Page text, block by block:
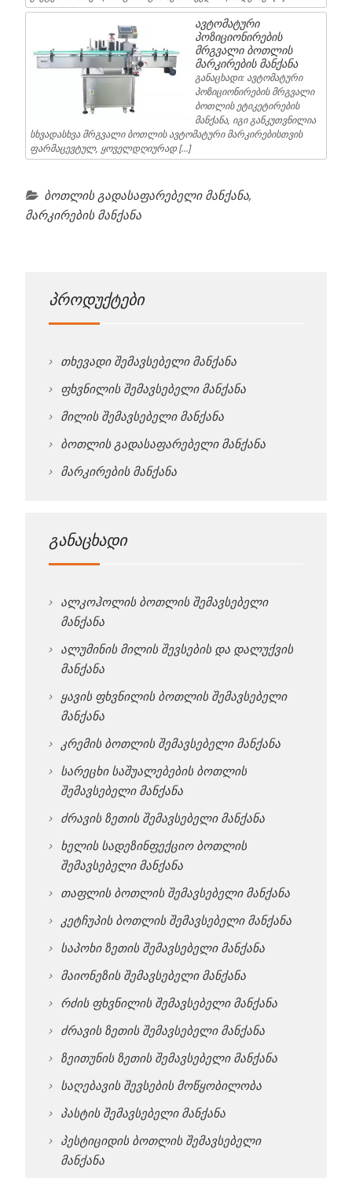
ავტომატური
პოზიციონირების
მრგვალი ბოთლის
მარკირების მანქანა
განაცხადი: ავტომატური
პოზიციონირების მრგვალი
ბოთლის ეტიკეტირების
მანქანა, იგი განკუთვნილია
სხვადასხვა მრგვალი ბოთლის ავტომატური მარკირებისთვის
ფარმაცევტულ, ყოველდღიურად […]
ბოთლის გადასაფარებელი მანქანა,
მარკირების მანქანა
პროდუქტები
თხევადი შემავსებელი მანქანა
ფხვნილის შემავსებელი მანქანა
მილის შემავსებელი მანქანა
ბოთლის გადასაფარებელი მანქანა
მარკირების მანქანა
განაცხადი
ალკოჰოლის ბოთლის შემავსებელი
მანქანა
ალუმინის მილის შევსების და დალუქვის
მანქანა
ყავის ფხვნილის ბოთლის შემავსებელი
მანქანა
კრემის ბოთლის შემავსებელი მანქანა
სარეცხი საშუალებების ბოთლის
შემავსებელი მანქანა
ძრავის ზეთის შემავსებელი მანქანა
ხელის სადეზინფექციო ბოთლის
შემავსებელი მანქანა
თაფლის ბოთლის შემავსებელი მანქანა
კეტჩუპის ბოთლის შემავსებელი მანქანა
საპოხი ზეთის შემავსებელი მანქანა
მაიონეზის შემავსებელი მანქანა
რძის ფხვნილის შემავსებელი მანქანა
ძრავის ზეთის შემავსებელი მანქანა
ზეითუნის ზეთის შემავსებელი მანქანა
საღებავის შევსების მოწყობილობა
პასტის შემავსებელი მანქანა
პესტიციდის ბოთლის შემავსებელი
მანქანა